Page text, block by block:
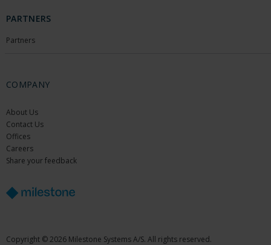
PARTNERS
Partners
COMPANY
About Us
Contact Us
Offices
Careers
Share your feedback
Copyright © 2026 Milestone Systems A/S. All rights reserved.